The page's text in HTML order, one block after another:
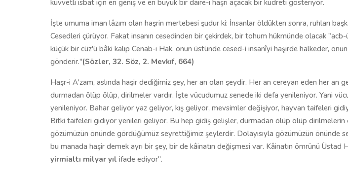
kuvvetli isbat için en geniş ve en büyük bir daire-i haşri açacak bir kudreti gösteriyor.
İşte umuma iman lâzım olan haşrin mertebesi şudur ki: İnsanlar öldükten sonra, ruhları
Cesedleri çürüyor. Fakat insanın cesedinden bir çekirdek, bir tohum hükmünde olacak
küçük bir cüz'ü bâki kalıp Cenab-ı Hak, onun üstünde cesed-i insanîyi haşirde halkeder,
gönderir.''(Sözler, 32. Söz, 2. Mevkıf, 664)
Haşr-i A'zam, aslında haşir dediğimiz şey, her an olan şeydir. Her an cereyan eden her an
durmadan ölüp ölüp, dirilmeler vardır. İşte vücudumuz senede iki defa yenileniyor. Yani
yenileniyor. Bahar geliyor yaz geliyor, kış geliyor, mevsimler değişiyor, hayvan taifeleri
Bitki taifeleri gidiyor yenileri geliyor. Bu hep gidiş gelişler, durmadan ölüp ölüp dirilmelerin
gözümüzün önünde gördüğümüz seyrettiğimiz şeylerdir. Dolayısıyla gözümüzün önünde
bu manada haşir demek ayrı bir şey, bir de kâinatın değişmesi var. Kâinatın ömrünü Üstad
yirmialtı milyar yıl ifade ediyor''.